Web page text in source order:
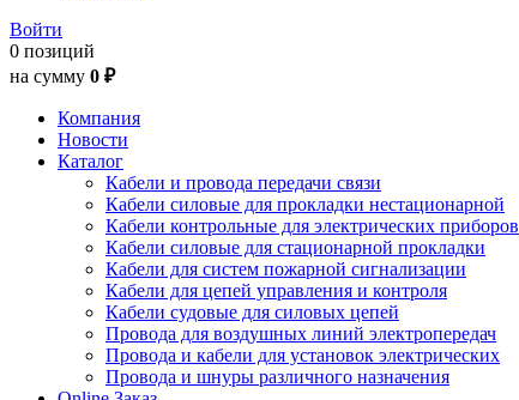
Войти
0 позиций
на сумму 0 ₽
Компания
Новости
Каталог
Кабели и провода передачи связи
Кабели силовые для прокладки нестационарной
Кабели контрольные для электрических приборов
Кабели силовые для стационарной прокладки
Кабели для систем пожарной сигнализации
Кабели для цепей управления и контроля
Кабели судовые для силовых цепей
Провода для воздушных линий электропередач
Провода и кабели для установок электрических
Провода и шнуры различного назначения